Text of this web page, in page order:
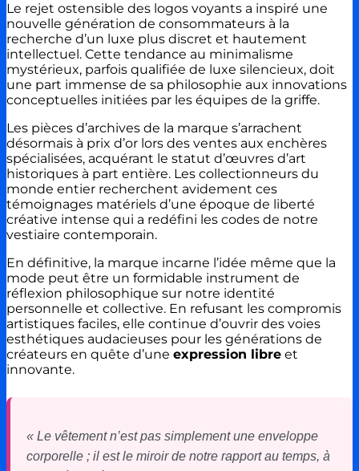
Le rejet ostensible des logos voyants a inspiré une
nouvelle génération de consommateurs à la
recherche d’un luxe plus discret et hautement
intellectuel. Cette tendance au minimalisme
mystérieux, parfois qualifiée de luxe silencieux, doit
une part immense de sa philosophie aux innovations
conceptuelles initiées par les équipes de la griffe.
Les pièces d’archives de la marque s’arrachent
désormais à prix d’or lors des ventes aux enchères
spécialisées, acquérant le statut d’œuvres d’art
historiques à part entière. Les collectionneurs du
monde entier recherchent avidement ces
témoignages matériels d’une époque de liberté
créative intense qui a redéfini les codes de notre
vestiaire contemporain.
En définitive, la marque incarne l’idée même que la
mode peut être un formidable instrument de
réflexion philosophique sur notre identité
personnelle et collective. En refusant les compromis
artistiques faciles, elle continue d’ouvrir des voies
esthétiques audacieuses pour les générations de
créateurs en quête d’une expression libre et
innovante.
« Le vêtement n’est pas simplement une enveloppe
corporelle ; il est le miroir de notre rapport au temps, à